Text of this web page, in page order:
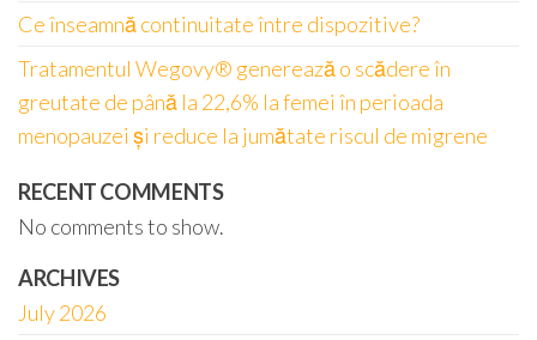
Ce înseamnă continuitate între dispozitive?
Tratamentul Wegovy® generează o scădere în
greutate de până la 22,6% la femei în perioada
menopauzei și reduce la jumătate riscul de migrene
RECENT COMMENTS
No comments to show.
ARCHIVES
July 2026